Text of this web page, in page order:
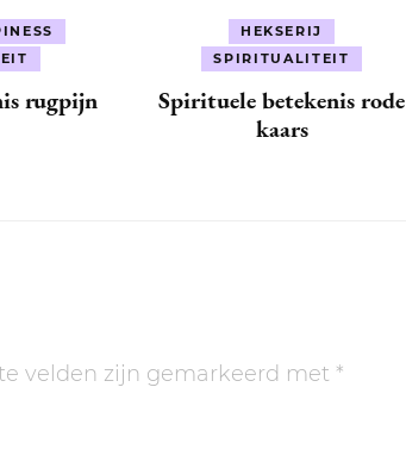
rugpijn
HEKSERIJ
SPIRITUALITEIT
Spirituele betekenis rode
kaars
velden zijn gemarkeerd met *